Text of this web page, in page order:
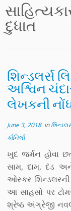
દુધાત
શિન્ડલર્સ
અશ્વિન
લેખકની
June 3, 2018in
કીનિલી
ખુદ જર્મન હોવા
સામ, દામ, દંડ
ઓસ્કર
આ સાહસો પર
શ્રેષ્ઠ અંગ્રેજી